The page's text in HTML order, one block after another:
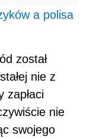
a polisa
został
nie z
zapłaci
nie
swojego